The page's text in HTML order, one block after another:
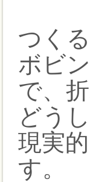
つく
ボビ
で、
どう
現実
す。